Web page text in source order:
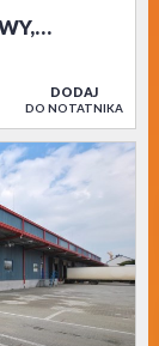
DODAJ
DO NOTATNIKA